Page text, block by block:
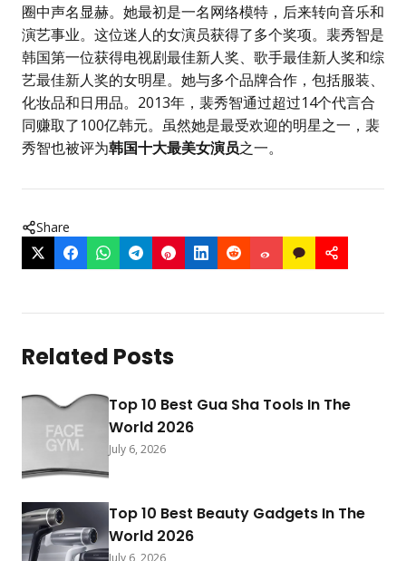
圈中声名显赫。她最初是一名网络模特，后来转向音乐和
演艺事业。这位迷人的女演员获得了多个奖项。裴秀智是
韩国第一位获得电视剧最佳新人奖、歌手最佳新人奖和综
艺最佳新人奖的女明星。她与多个品牌合作，包括服装、
化妆品和日用品。2013年，裴秀智通过超过14个代言合
同赚取了100亿韩元。虽然她是最受欢迎的明星之一，裴
秀智也被评为韩国十大最美女演员之一。
Share
Related Posts
Top 10 Best Gua Sha Tools In The
World 2026
July 6, 2026
Top 10 Best Beauty Gadgets In The
World 2026
July 6, 2026